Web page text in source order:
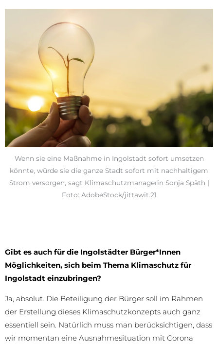
Wenn sie eine Maßnahme in Ingolstadt sofort umsetzen
könnte, würde sie die ganze Stadt sofort mit nachhaltigem
Strom versorgen, sagt Klimaschutzmanagerin Sonja Späth |
Foto: AdobeStock/jittawit.21
Gibt es auch für die Ingolstädter Bürger*Innen
Möglichkeiten, sich beim Thema Klimaschutz für
Ingolstadt einzubringen?
Ja, absolut. Die Beteiligung der Bürger soll im Rahmen
der Erstellung dieses Klimaschutzkonzepts auch ganz
essentiell sein. Natürlich muss man berücksichtigen, dass
wir momentan eine Ausnahmesituation mit Corona